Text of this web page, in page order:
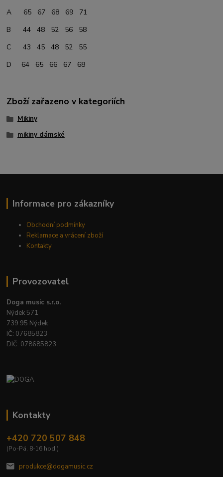
A 65 67 68 69 71
B 44 48 52 56 58
C 43 45 48 52 55
D 64 65 66 67 68
Zboží zařazeno v kategoriích
Mikiny
mikiny dámské
Informace pro zákazníky
Obchodní podmínky
Reklamace a vrácení zboží
Kontakty
Provozovatel
Doga music s.r.o.
Nýdek 571
739 95 Nýdek
IČ: 07685823
DIČ: 078685823
Kontakty
+420 720 507 848
(Po-Pá, 8-16 hod.)
produkce@dogamusic.cz